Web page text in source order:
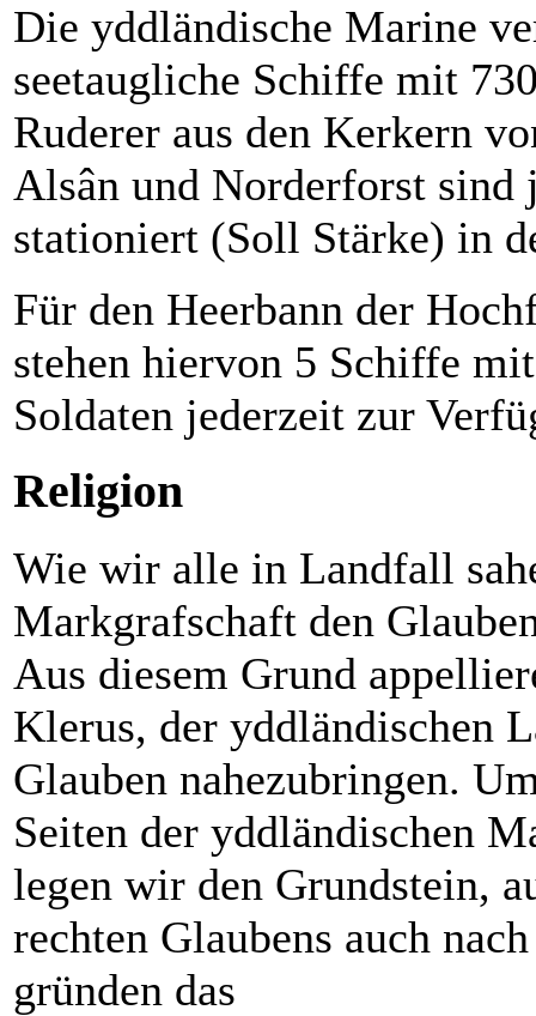
Die yddländische Marine
seetaugliche Schiffe mit
Ruderer aus den Kerkern
Alsân und Norderforst sind
stationiert (Soll Stärke) in
Für den Heerbann der
stehen hiervon 5 Schiffe
Soldaten jederzeit zur
Religion
Wie wir alle in Landfall
Markgrafschaft den
Aus diesem Grund
Klerus, der yddländischen
Glauben nahezubringen.
Seiten der yddländischen
legen wir den Grundstein,
rechten Glaubens auch
gründen das